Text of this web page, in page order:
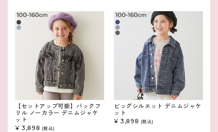
【セットアップ可能】バックフ
リル ノーカラー デニムジャケ
ット
¥ 3,898 (税込)
ビッグシルエット デニムジャケ
ット
¥ 3,898 (税込)